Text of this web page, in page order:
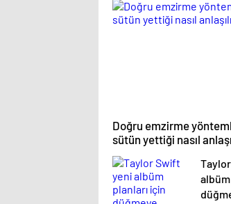
Doğru emzirme
sütün yettiği nasıl